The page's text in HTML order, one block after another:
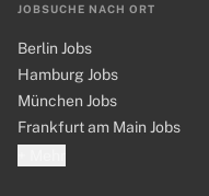
JOBSUCHE NACH ORT
Berlin Jobs
Hamburg Jobs
München Jobs
Frankfurt am Main Jobs